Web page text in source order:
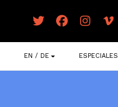
EN / DE ESPECIALES